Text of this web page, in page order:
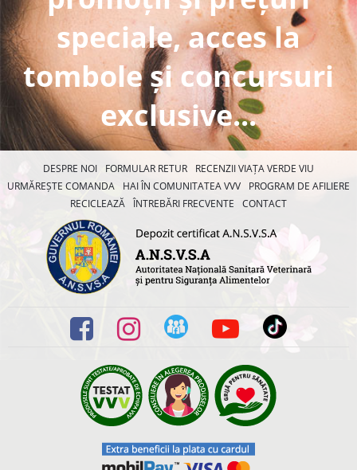
speciale, acces la
tombole și concursuri
exclusive...
DESPRE NOI FORMULAR RETUR
RECENZII VIAȚA VERDE VIU
URMĂREȘTE COMANDA
HAI ÎN COMUNITATEA VVV
PROGRAM DE AFILIERE
RECICLEAZĂ ÎNTREBĂRI FRECVENTE CONTACT